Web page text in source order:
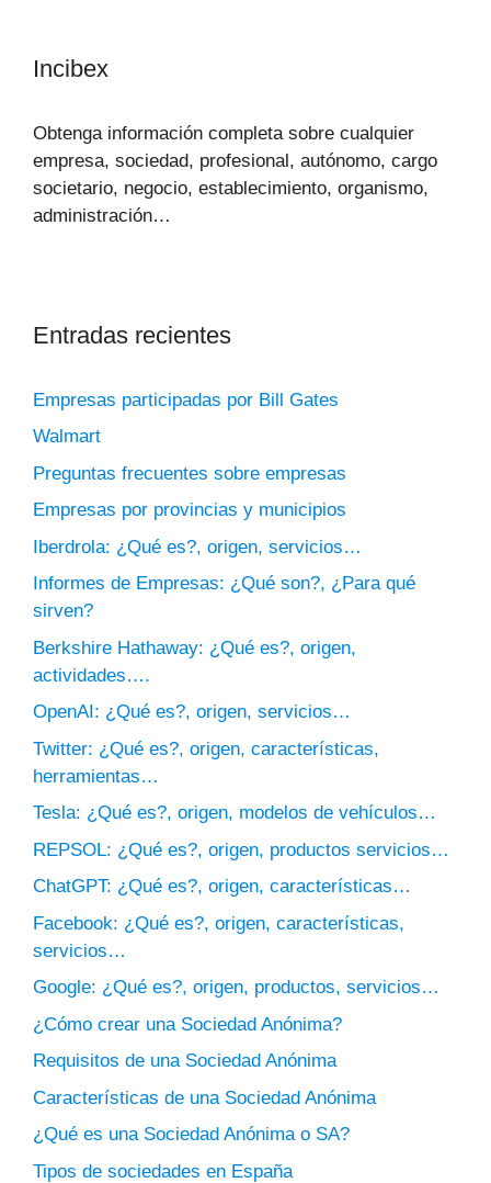
Incibex
Obtenga información completa sobre cualquier
empresa, sociedad, profesional, autónomo, cargo
societario, negocio, establecimiento, organismo,
administración…
Entradas recientes
Empresas participadas por Bill Gates
Walmart
Preguntas frecuentes sobre empresas
Empresas por provincias y municipios
Iberdrola: ¿Qué es?, origen, servicios…
Informes de Empresas: ¿Qué son?, ¿Para qué
sirven?
Berkshire Hathaway: ¿Qué es?, origen,
actividades….
OpenAI: ¿Qué es?, origen, servicios…
Twitter: ¿Qué es?, origen, características,
herramientas…
Tesla: ¿Qué es?, origen, modelos de vehículos…
REPSOL: ¿Qué es?, origen, productos servicios…
ChatGPT: ¿Qué es?, origen, características…
Facebook: ¿Qué es?, origen, características,
servicios…
Google: ¿Qué es?, origen, productos, servicios…
¿Cómo crear una Sociedad Anónima?
Requisitos de una Sociedad Anónima
Características de una Sociedad Anónima
¿Qué es una Sociedad Anónima o SA?
Tipos de sociedades en España